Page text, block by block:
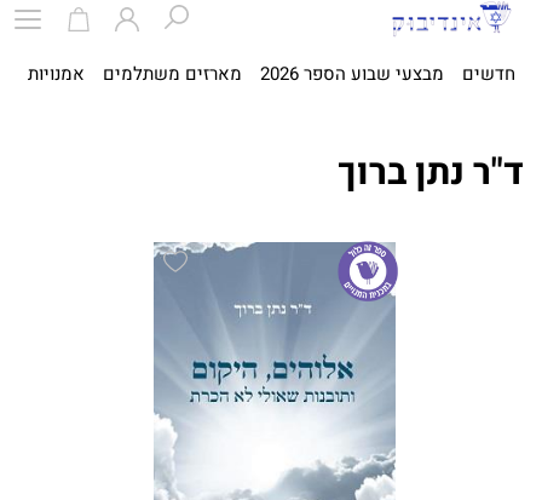
חדשים מבצעי שבוע הספר 2026 מארזים משתלמים אמנויות
ד"ר נתן ברוך